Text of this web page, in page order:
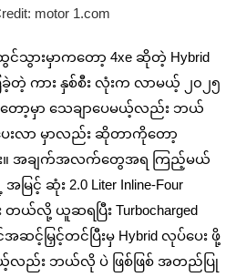
motor 1.com
သွားမှာကတော့ 4xe ဆိုတဲ့ Hybrid
ခဲ့တဲ့ ကား နှစ်စီး လုံးက လာမယ့် ၂၀၂၅
ာတော့မှာ သေချာပေမယ့်လည်း ဘယ်
းလာ မှာလည်း ဆိုတာကိုတော့
း။ အချက်အလက်တွေအရ ကြည့်မယ်
ြင့် ဆုံး 2.0 Liter Inline-Four
ယ်လို့ ယူဆရပြီး Turbocharged
အဆင့်မြှင့်တင်ပြီးမှ Hybrid လုပ်ပေး ဖို့
ယ့်လည်း ဘယ်လို ပဲ ဖြစ်ဖြစ် အတည်ပြု